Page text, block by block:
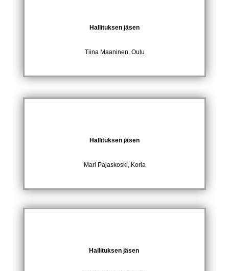
Hallituksen jäsen
Tiina Maaninen, Oulu
Hallituksen jäsen
Mari Pajaskoski, Koria
Hallituksen jäsen